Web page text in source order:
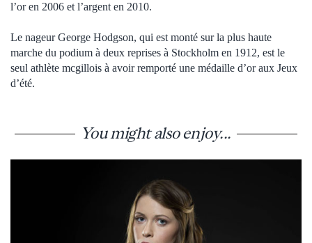
l’or en 2006 et l’argent en 2010.
Le nageur George Hodgson, qui est monté sur la plus haute
marche du podium à deux reprises à Stockholm en 1912, est le
seul athlète mcgillois à avoir remporté une médaille d’or aux Jeux
d’été.
You might also enjoy...